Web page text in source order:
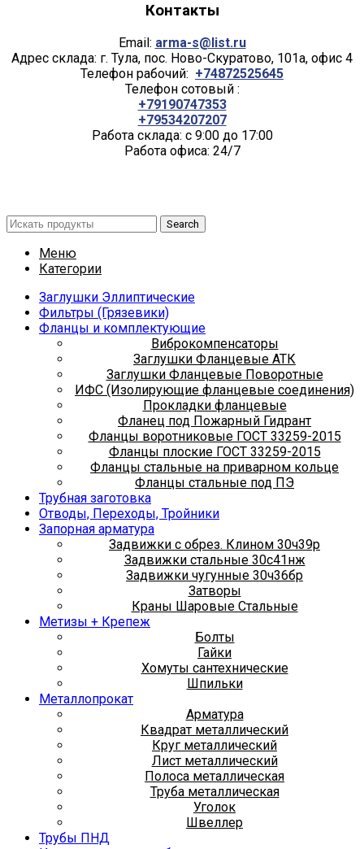
Контакты
Email: arma-s@list.ru
Адрес склада: г. Тула, пос. Ново-Скуратово, 101а, офис 4
Телефон рабочий: +74872525645
Телефон сотовый :
+79190747353
+79534207207
Работа склада: с 9:00 до 17:00
Работа офиса: 24/7
Search
Меню
Категории
Заглушки Эллиптические
Фильтры (Грязевики)
Фланцы и комплектующие
Виброкомпенсаторы
Заглушки Фланцевые АТК
Заглушки Фланцевые Поворотные
ИФС (Изолирующие фланцевые соединения)
Прокладки фланцевые
Фланец под Пожарный Гидрант
Фланцы воротниковые ГОСТ 33259-2015
Фланцы плоские ГОСТ 33259-2015
Фланцы стальные на приварном кольце
Фланцы стальные под ПЭ
Трубная заготовка
Отводы, Переходы, Тройники
Запорная арматура
Задвижки с обрез. Клином 30ч39р
Задвижки стальные 30с41нж
Задвижки чугунные 30ч36бр
Затворы
Краны Шаровые Стальные
Метизы + Крепеж
Болты
Гайки
Хомуты сантехнические
Шпильки
Металлопрокат
Арматура
Квадрат металлический
Круг металлический
Лист металлический
Полоса металлическая
Труба металлическая
Уголок
Швеллер
Трубы ПНД